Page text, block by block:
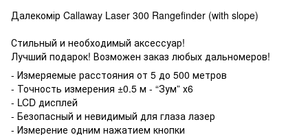
Далекомір Callaway Laser 300 Rangefinder (with slope)
Стильный и необходимый аксессуар!
Лучший подарок! Возможен заказ любых дальномеров!
- Измеряемые расстояния от 5 до 500 метров
- Точность измерения ±0.5 м - “Зум” х6
- LCD дисплей
- Безопасный и невидимый для глаза лазер
- Измерение одним нажатием кнопки